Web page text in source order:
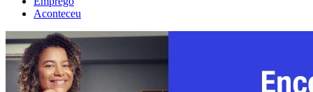
Aconteceu